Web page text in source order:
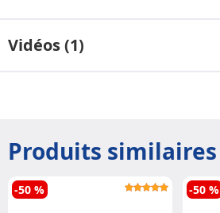
Vidéos (1)
Produits similaires
-50 % -50 %